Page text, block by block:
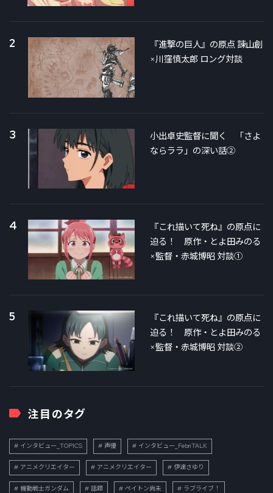
2
『進撃の巨人』の原点 諫山創
×川窪慎太郎 ロング対談
3
小出卓史監督に聞く 「さよ
ならララ」の深い話②
4
『これ描いて死ね』の原点に
迫る！ 原作・とよ田みのる
×監督・赤城博昭 対談①
5
『これ描いて死ね』の原点に
迫る！ 原作・とよ田みのる
×監督・赤城博昭 対談②
注目のタグ
インタビュー_TOPICS 声優 インタビュー_FebriTALK
アニメクリエイター アニメクリエイター 伊達さゆり
機動戦士ガンダム 話題 ペイトン尚未 ラブライブ！